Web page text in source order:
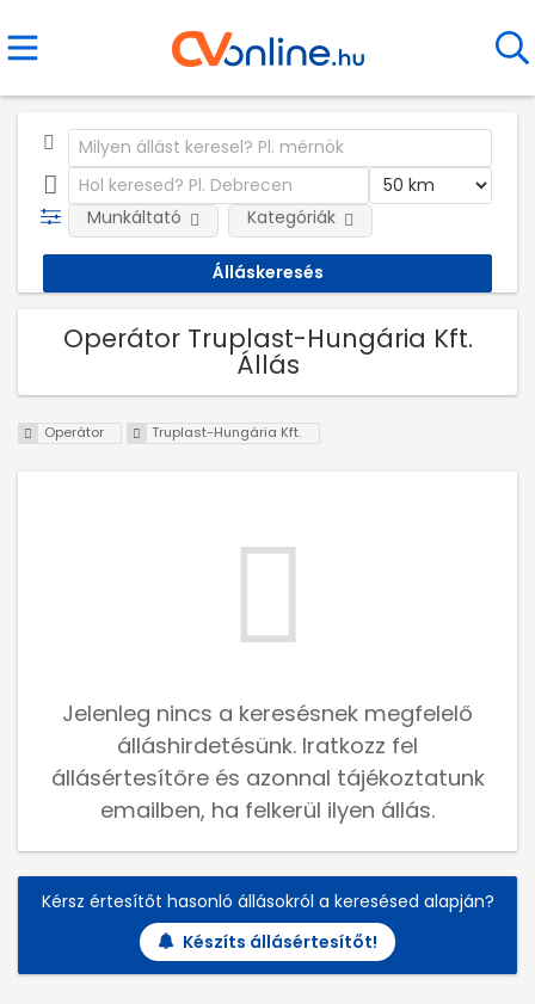
Munkáltató Kategóriák
Operátor Truplast-Hungária Kft.
Állás
Operátor Truplast-Hungária Kft.
Jelenleg nincs a keresésnek megfelelő
álláshirdetésünk. Iratkozz fel
állásértesítőre és azonnal tájékoztatunk
emailben, ha felkerül ilyen állás.
Kérsz értesítőt hasonló állásokról a keresésed alapján?
Készíts állásértesítőt!